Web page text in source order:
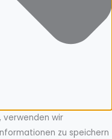
verwenden wir
zu speichern